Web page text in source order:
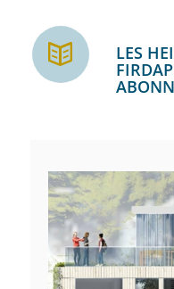
LES